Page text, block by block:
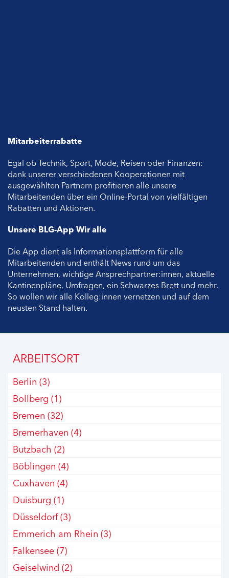
Mitarbeiterrabatte
Egal ob Technik, Sport, Mode, Reisen oder Finanzen:
dank unserer verschiedenen Kooperationen mit
ausgewählten Partnern profitieren alle unsere
Mitarbeitenden über ein Online-Portal von vielfältigen
Rabatten und Aktionen.
Unsere BLG-App Wir alle
Die App dient als Informationsplattform für alle
Mitarbeitenden und enthält News rund um das
Unternehmen, wichtige Ansprechpartner:innen, aktuelle
Kantinenpläne, Umfragen, ein Schwarzes Brett und mehr.
So wollen wir alle Kolleg:innen vernetzen und auf dem
neusten Stand halten.
ARBEITSORT
Berlin (3)
Bollberg (1)
Bremen (32)
Bremerhaven (4)
Butzbach (2)
Böblingen (4)
Cuxhaven (4)
Duisburg (1)
Düsseldorf(3)
Emmerich am Rhein (3)
Falkensee(7)
Geiselwind (2)